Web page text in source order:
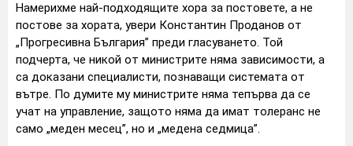
Намерихме най-подходящите хора за постовете, а не
постове за хората, увери Константин Проданов от
„Прогресивна България” преди гласуването. Той
подчерта, че никой от министрите няма зависимости, а
са доказани специалисти, познаващи системата от
вътре. По думите му министрите няма тепърва да се
учат на управление, защото няма да имат толеранс не
само „меден месец”, но и „медена седмица”.